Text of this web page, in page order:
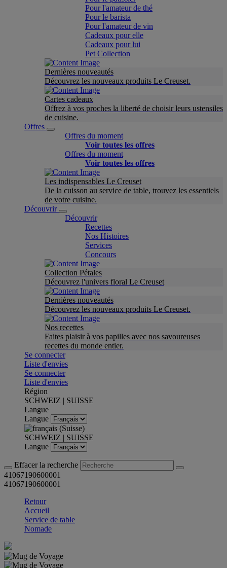
Pour l'amateur de thé
Pour le barista
Pour l'amateur de vin
Cadeaux pour elle
Cadeaux pour lui
Pet Collection
Dernières nouveautés
Découvrez les nouveaux produits Le Creuset.
Cartes cadeaux
Offrez à vos proches la liberté de choisir leurs ustensiles
de cuisine.
Offres
Offres du moment
Voir toutes les offres
Offres du moment
Voir toutes les offres
Les indispensables Le Creuset
De la cuisson au service de table, trouvez les essentiels
de votre cuisine.
Découvrir
Découvrir
Recettes
Nos Histoires
Services
Concours
Collection Pétales
Découvrez l'univers floral Le Creuset
Dernières nouveautés
Découvrez les nouveaux produits Le Creuset.
Nos recettes
Faites plaisir à vos papilles avec nos savoureuses
recettes du monde entier.
Se connecter
Liste d'envies
Se connecter
Liste d'envies
Région
SCHWEIZ | SUISSE
Langue
Langue
SCHWEIZ | SUISSE
Langue
Effacer la recherche
41067190600001
41067190600001
Retour
Accueil
Service de table
Nomade